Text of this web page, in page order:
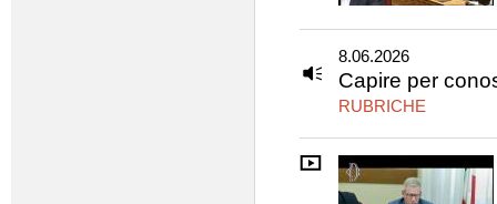
8.06.2026
Capire per
RUBRICHE